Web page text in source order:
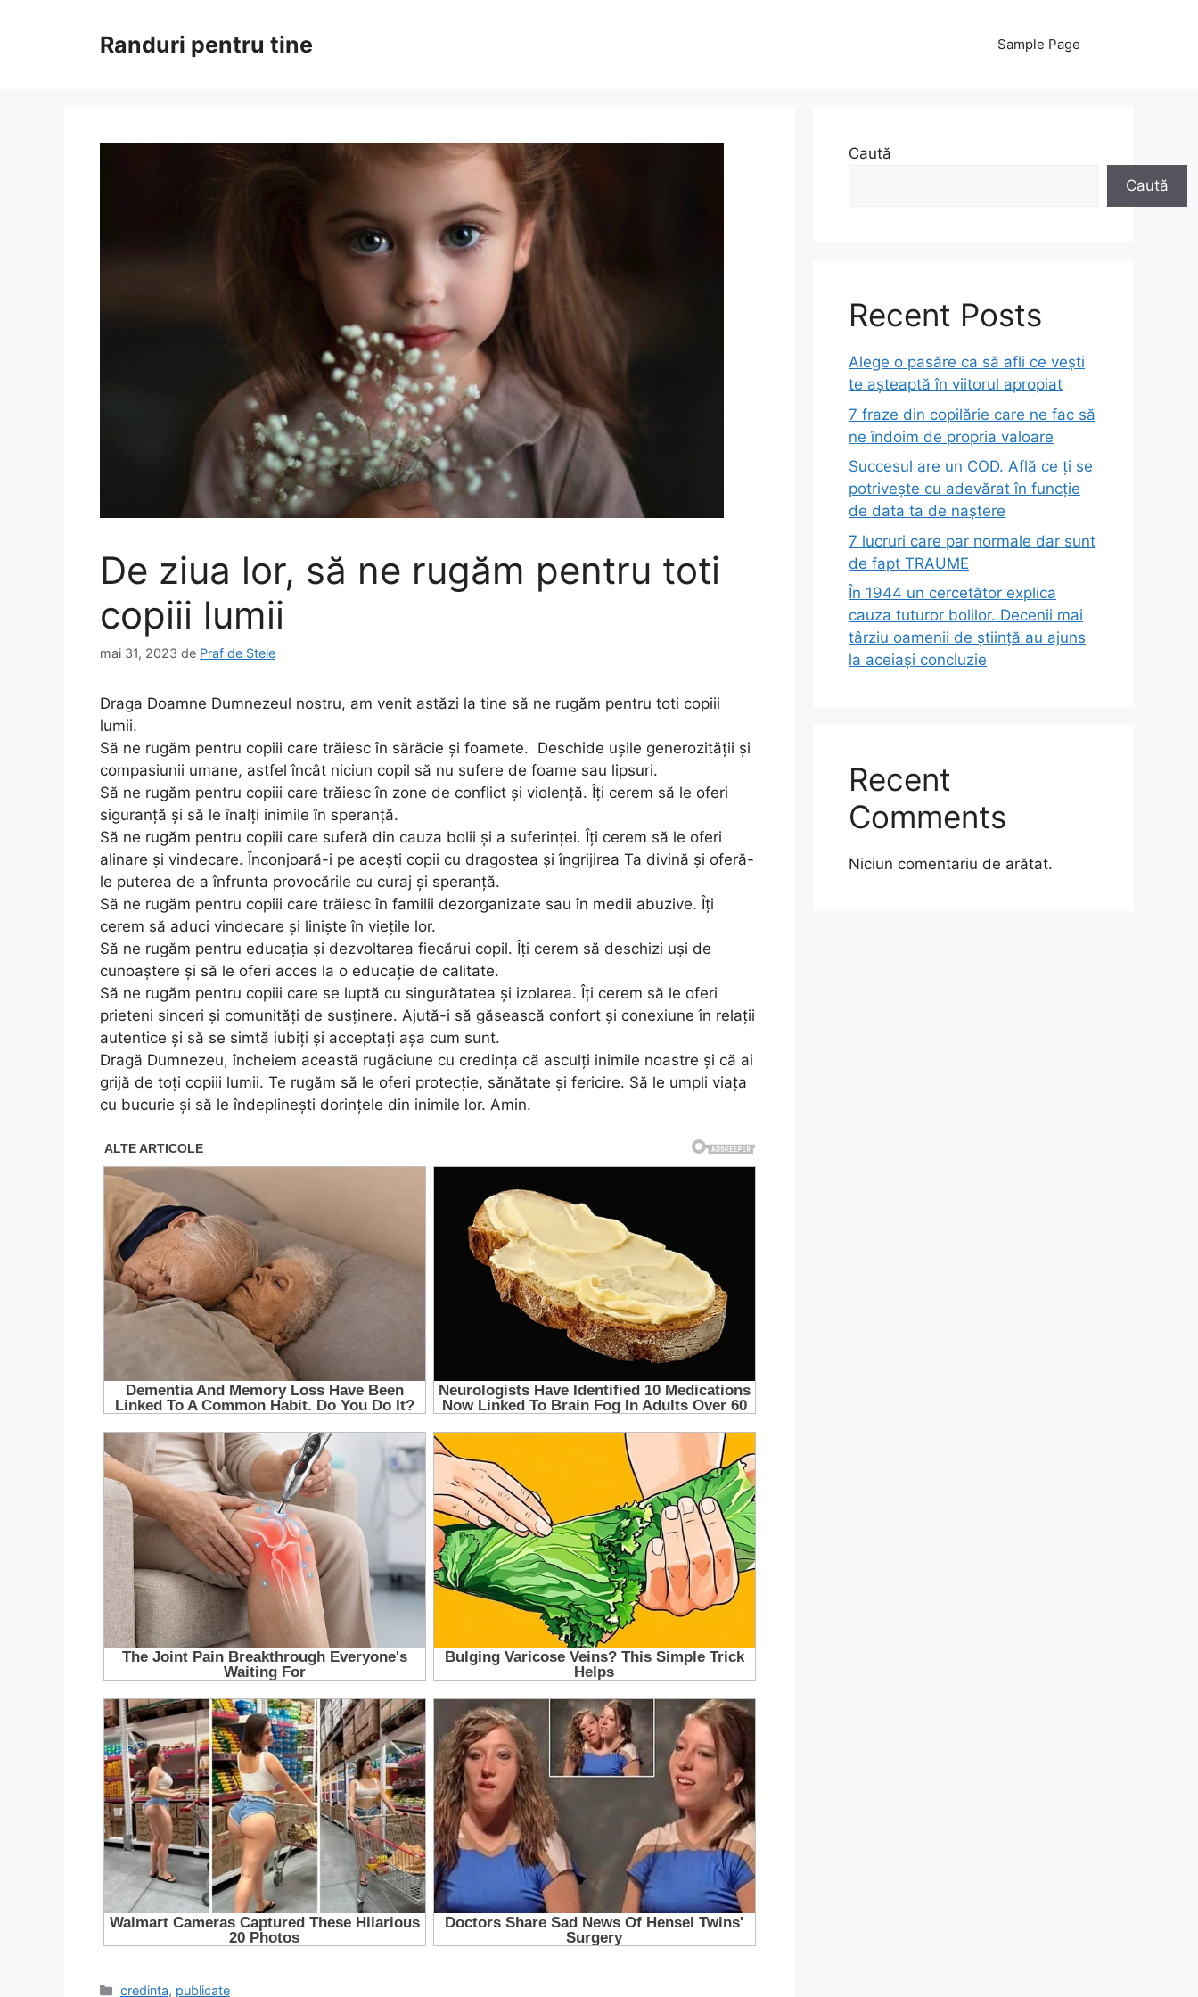
Randuri pentru tine Sample Page
De ziua lor, să ne rugăm pentru toti
copiii lumii
mai 31, 2023 de Praf de Stele
Draga Doamne Dumnezeul nostru, am venit astăzi la tine să ne rugăm pentru toti copiii
lumii.
Să ne rugăm pentru copiii care trăiesc în sărăcie și foamete. Deschide ușile generozității și
compasiunii umane, astfel încât niciun copil să nu sufere de foame sau lipsuri.
Să ne rugăm pentru copiii care trăiesc în zone de conflict și violență. Îți cerem să le oferi
siguranță și să le înalți inimile în speranță.
Să ne rugăm pentru copiii care suferă din cauza bolii și a suferinței. Îți cerem să le oferi
alinare și vindecare. Înconjoară-i pe acești copii cu dragostea și îngrijirea Ta divină și oferă-
le puterea de a înfrunta provocările cu curaj și speranță.
Să ne rugăm pentru copiii care trăiesc în familii dezorganizate sau în medii abuzive. Îți
cerem să aduci vindecare și liniște în viețile lor.
Să ne rugăm pentru educația și dezvoltarea fiecărui copil. Îți cerem să deschizi uși de
cunoaștere și să le oferi acces la o educație de calitate.
Să ne rugăm pentru copiii care se luptă cu singurătatea și izolarea. Îți cerem să le oferi
prieteni sinceri și comunități de susținere. Ajută-i să găsească confort și conexiune în relații
autentice și să se simtă iubiți și acceptați așa cum sunt.
Dragă Dumnezeu, încheiem această rugăciune cu credința că asculți inimile noastre și că ai
grijă de toți copiii lumii. Te rugăm să le oferi protecție, sănătate și fericire. Să le umpli viața
cu bucurie și să le îndeplinești dorințele din inimile lor. Amin.
Categorii
credinta, publicate
Caută
Caută
Recent Posts
Alege o pasăre ca să afli ce vești
te așteaptă în viitorul apropiat
7 fraze din copilărie care ne fac să
ne îndoim de propria valoare
Succesul are un COD. Află ce ți se
potrivește cu adevărat în funcție
de data ta de naștere
7 lucruri care par normale dar sunt
de fapt TRAUME
În 1944 un cercetător explica
cauza tuturor bolilor. Decenii mai
târziu oamenii de știință au ajuns
la aceiași concluzie
Recent
Comments
Niciun comentariu de arătat.